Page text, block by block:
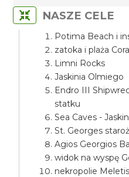
NASZE CELE
Potima Beach i
zatoka i plaża
Limni Rocks
Jaskinia Olmiego
Endro III
statku
Sea Caves -
St. Georges
Agios Georgios
widok na wyspę
nekropolie